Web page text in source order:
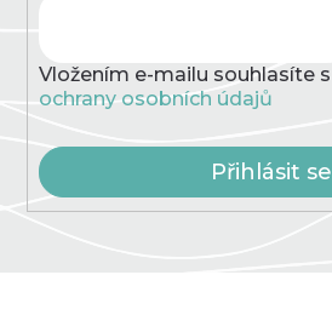
Vložením e-mailu souhlasíte s
ochrany osobních údajů
Přihlásit se